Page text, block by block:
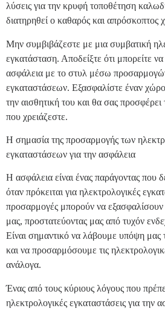
λύσεις για την κρυφή τοποθέτηση
διατηρηθεί ο καθαρός και απρόσκοπτος
Μην συμβιβάζεστε με μια συμβατική
εγκατάσταση. Αποδείξτε ότι μπορείτε
ασφάλεια με το στυλ μέσω
εγκαταστάσεων. Εξασφαλίστε έναν
την αισθητική του και θα σας
που χρειάζεστε.
Η σημασία της προσαρμογής των
εγκαταστάσεων για την ασφάλεια
Η ασφάλεια είναι ένας παράγοντας που
όταν πρόκειται για ηλεκτρολογικές
προσαρμογές μπορούν να
μας, προστατεύοντας μας από τυχόν
Είναι σημαντικό να λάβουμε υπόψη μας
και να προσαρμόσουμε τις
ανάλογα.
Ένας από τους κύριους λόγους που
ηλεκτρολογικές εγκαταστάσεις για την